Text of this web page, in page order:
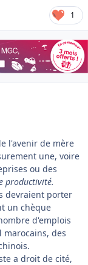
1
l'avenir de mère
une, voire
ou des
productivité.
devraient porter
un chèque
d'emplois
marocains, des
a droit de cité,